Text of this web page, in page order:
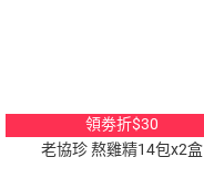
領劵折$30
老協珍 熬雞精14包x2盒